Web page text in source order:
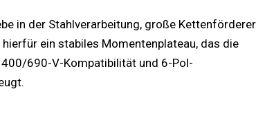
in der Stahlverarbeitung, große Kettenförderer
ein stabiles Momentenplateau, das die
690-V-Kompatibilität und 6-Pol-